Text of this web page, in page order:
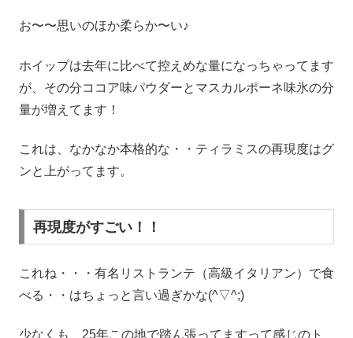
お〜〜思いのほか柔らか〜い♪
ホイップは去年に比べて控えめな量になっちゃってます
が、その分ココア味パウダーとマスカルポーネ味氷の分
量が増えてます！
これは、なかなか本格的な・・ティラミスの再現度はグ
ンと上がってます。
再現度がすごい！！
これね・・・有名リストランテ（高級イタリアン）で食
べる・・はちょっと言い過ぎかな(^▽^;)
少なくも、25年この地で踏ん張ってますって感じのト